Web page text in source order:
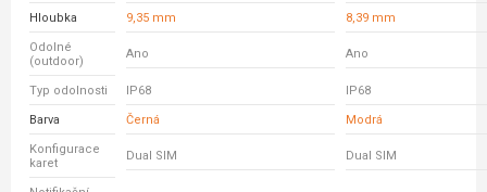
Hloubka 9,35 mm 8,39 mm
Odolné
(outdoor)
Ano Ano
Typ odolnosti IP68 IP68
Barva Černá Modrá
Konfigurace
karet
Dual SIM Dual SIM